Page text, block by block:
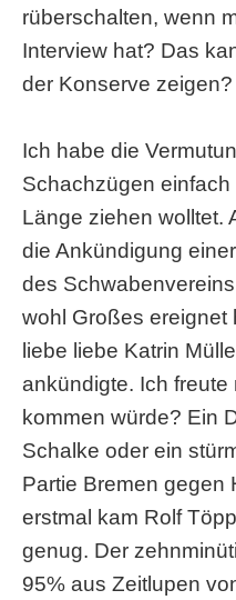
rüberschalten, wenn
Interview hat? Das
der Konserve zeigen?
Ich habe die
Schachzügen
Länge ziehen wolltet.
die Ankündigung
des
wohl Großes ereignet
liebe liebe Katrin
ankündigte. Ich freute
kommen würde? Ein
Schalke oder ein
Partie Bremen gegen
erstmal kam Rolf
genug. Der
95% aus Zeitlupen